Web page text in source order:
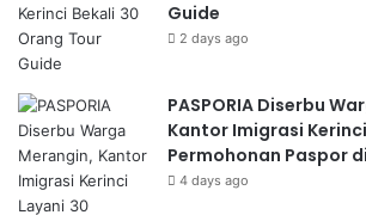
Guide
2 days ago
PASPORIA Diserbu
Kantor Imigrasi
Permohonan Paspor
4 days ago